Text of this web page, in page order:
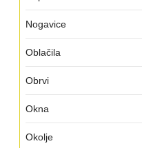
Nogavice
Oblačila
Obrvi
Okna
Okolje